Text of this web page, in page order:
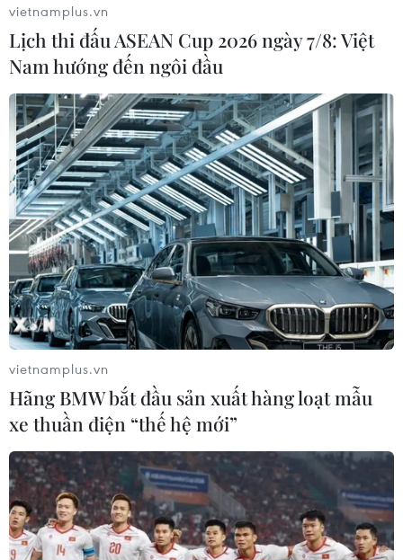
vietnamplus.vn
Lịch thi đấu ASEAN Cup 2026 ngày 7/8: Việt
Nam hướng đến ngôi đầu
vietnamplus.vn
Hãng BMW bắt đầu sản xuất hàng loạt mẫu
xe thuần điện “thế hệ mới”